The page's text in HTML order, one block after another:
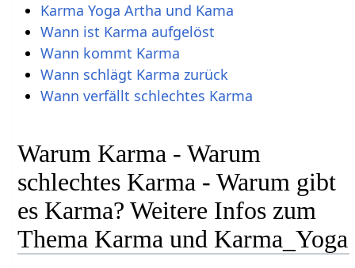
Karma Yoga Artha und Kama
Wann ist Karma aufgelöst
Wann kommt Karma
Wann schlägt Karma zurück
Wann verfällt schlechtes Karma
Warum Karma - Warum
schlechtes Karma - Warum gibt
es Karma? Weitere Infos zum
Thema Karma und Karma_Yoga